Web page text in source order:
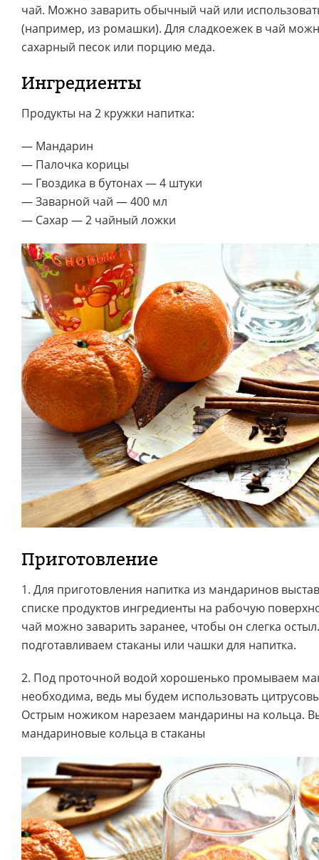
чай. Можно заварить обычный чай или
(например, из ромашки). Для сладкоежек в чай
сахарный песок или порцию меда.
Ингредиенты
Продукты на 2 кружки напитка:
— Мандарин
— Палочка корицы
— Гвоздика в бутонах — 4 штуки
— Заварной чай — 400 мл
— Сахар — 2 чайный ложки
Приготовление
1. Для приготовления напитка из мандаринов
списке продуктов ингредиенты на рабочую
чай можно заварить заранее, чтобы он слегка
подготавливаем стаканы или чашки для напитка.
2. Под проточной водой хорошенько промываем
необходима, ведь мы будем использовать
Острым ножиком нарезаем мандарины на кольца.
мандариновые кольца в стаканы